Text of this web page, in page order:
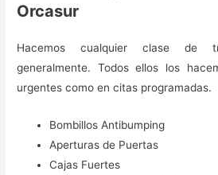
Orcasur
Hacemos cualquier clase de
generalmente. Todos ellos los
urgentes como en citas programadas.
Bombillos Antibumping
Aperturas de Puertas
Cajas Fuertes